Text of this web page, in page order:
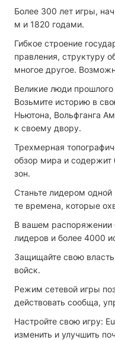
Более 300 лет игры,
м и 1820 годами.
Гибкое строение
правления, структуру
многое другое.
Великие люди
Возьмите историю в
Ньютона, Вольфганга
к своему двору.
Трехмерная
обзор мира и содержит
зон.
Станьте лидером
те времена, которые
В вашем распоряжении
лидеров и более 4000
Защищайте свою
войск.
Режим сетевой игры
действовать сообща,
Настройте свою игру:
изменить и улучшить